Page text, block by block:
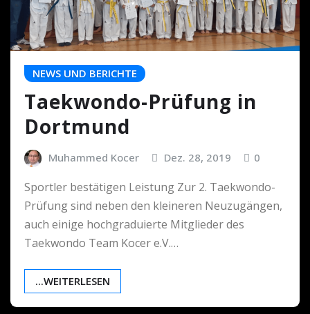
NEWS UND BERICHTE
Taekwondo-Prüfung in
Dortmund
Muhammed Kocer Dez. 28, 2019 0
Sportler bestätigen Leistung Zur 2. Taekwondo-
Prüfung sind neben den kleineren Neuzugängen,
auch einige hochgraduierte Mitglieder des
Taekwondo Team Kocer e.V.…
...WEITERLESEN